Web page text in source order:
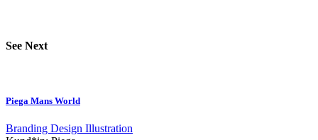
See Next
Piega Mans World
Branding Design Illustration